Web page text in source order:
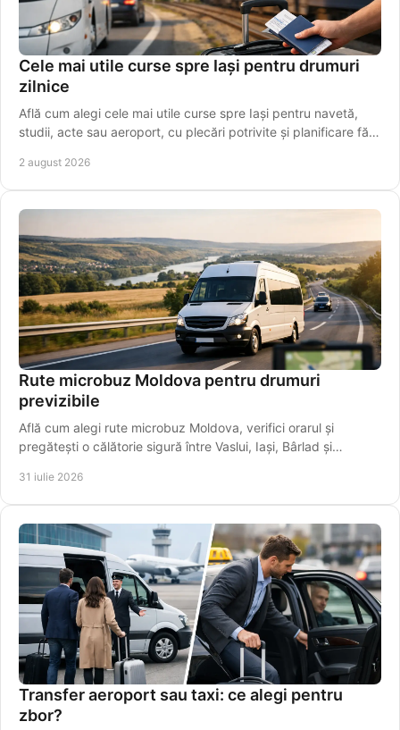
Cele mai utile curse spre Iași pentru drumuri
zilnice
Află cum alegi cele mai utile curse spre Iași pentru navetă,
studii, acte sau aeroport, cu plecări potrivite și planificare fără
2 august 2026
Rute microbuz Moldova pentru drumuri
previzibile
Află cum alegi rute microbuz Moldova, verifici orarul și
pregătești o călătorie sigură între Vaslui, Iași, Bârlad și
31 iulie 2026
Transfer aeroport sau taxi: ce alegi pentru
zbor?